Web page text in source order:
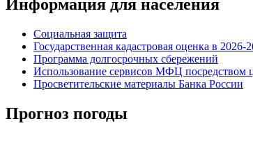
Информация для населения
Социальная защита
Государственная кадастровая оценка в 2026-
Программа долгосрочных сбережений
Использование сервисов МФЦ
Просветительские материалы Банка России
Прогноз погоды